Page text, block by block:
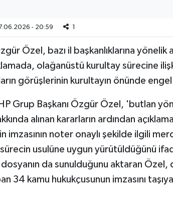
- 20:59
Özel, bazı il başkanlıklarına yönelik
olağanüstü kurultay sürecine
görüşlerinin kurultayın önünde engel
Grup Başkanı Özgür Özel, 'butlan
alınan kararların ardından
noter onaylı şekilde ilgili
usulüne uygun yürütüldüğünü
dosyanın da sunulduğunu aktaran
34 kamu hukukçusunun imzasını